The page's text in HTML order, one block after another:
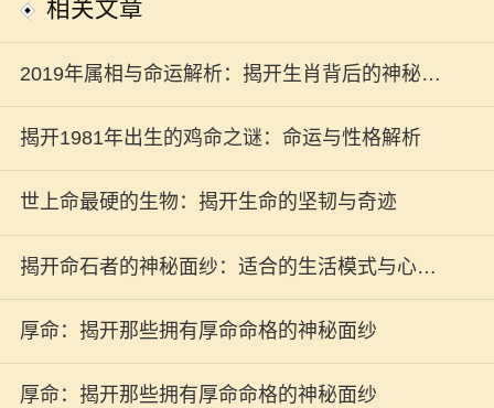
相关文章
2019年属相与命运解析：揭开生肖背后的神秘面
纱
揭开1981年出生的鸡命之谜：命运与性格解析
世上命最硬的生物：揭开生命的坚韧与奇迹
揭开命石者的神秘面纱：适合的生活模式与心灵
自由之旅
厚命：揭开那些拥有厚命命格的神秘面纱
厚命：揭开那些拥有厚命命格的神秘面纱